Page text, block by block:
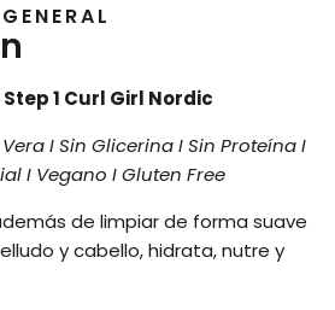
1 Curl Girl Nordic
I Sin Glicerina I Sin Proteína I
I Vegano I Gluten Free
de limpiar de forma suave
y cabello, hidrata, nutre y